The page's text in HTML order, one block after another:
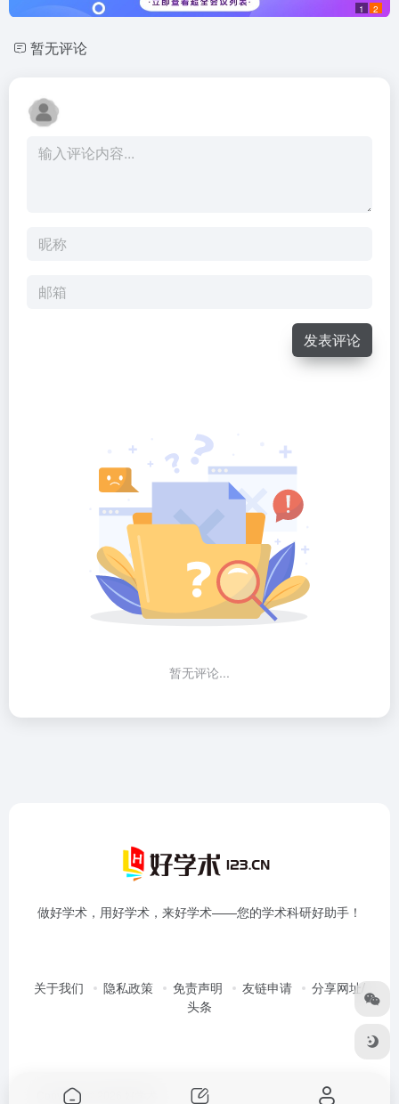
1 2
暂无评论
发表评论
暂无评论...
做好学术，用好学术，来好学术——您的学术科研好助手！
关于我们 隐私政策 免责声明 友链申请
分享网址/
头条
Copyright © 2026